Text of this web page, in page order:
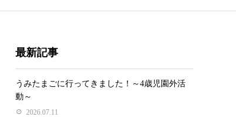
最新記事
うみたまごに行ってきました！～4歳児園外活
動～
2026.07.11